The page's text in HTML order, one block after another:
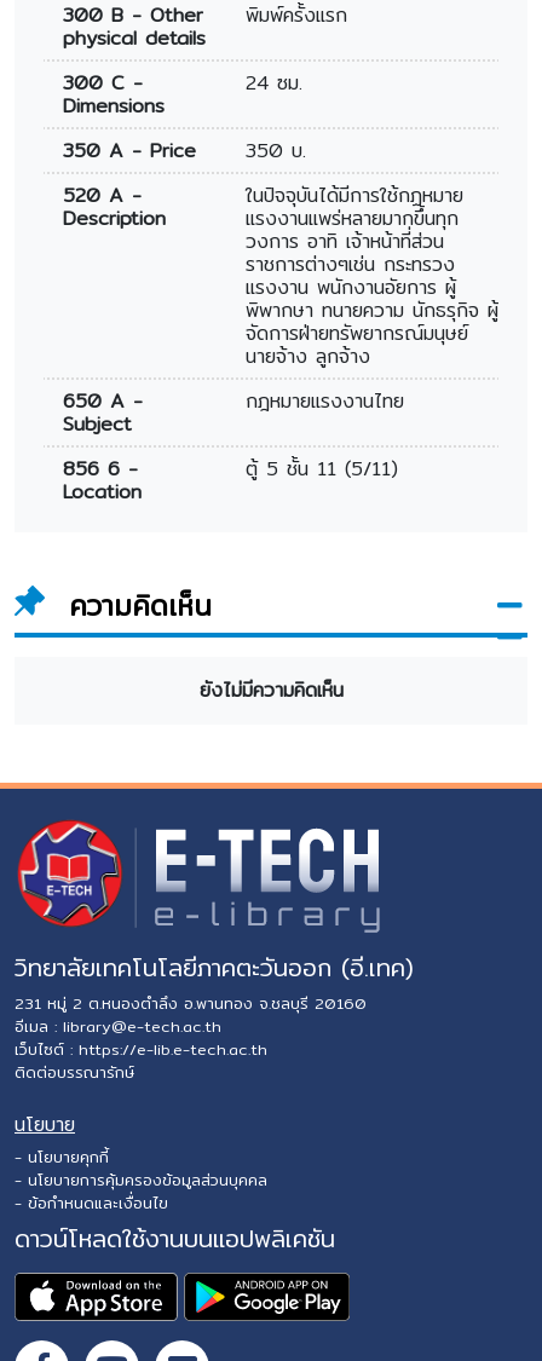
300 B - Other
physical details
พิมพ์ครั้งแรก
300 C -
Dimensions
24 ซม.
350 A - Price
350 บ.
520 A -
Description
ในปัจจุบันได้มีการใช้กฏหมาย
แรงงานแพร่หลายมากขึ้นทุก
วงการ อาทิ เจ้าหน้าที่ส่วน
ราชการต่างๆเช่น กระทรวง
แรงงาน พนักงานอัยการ ผู้
พิพากษา ทนายความ นักธรุกิจ ผู้
จัดการฝ่ายทรัพยากรณ์มนุษย์
นายจ้าง ลูกจ้าง
650 A -
Subject
กฎหมายแรงงานไทย
856 6 -
Location
ตู้ 5 ชั้น 11 (5/11)
ความคิดเห็น
ยังไม่มีความคิดเห็น
วิทยาลัยเทคโนโลยีภาคตะวันออก (อี.เทค)
231 หมู่ 2 ต.หนองตำลึง อ.พานทอง จ.ชลบุรี 20160
อีเมล : library@e-tech.ac.th
เว็บไซต์ : https://e-lib.e-tech.ac.th
ติดต่อบรรณารักษ์
นโยบาย
- นโยบายคุกกี้
- นโยบายการคุ้มครองข้อมูลส่วนบุคคล
- ข้อกำหนดและเงื่อนไข
ดาวน์โหลดใช้งานบนแอปพลิเคชัน